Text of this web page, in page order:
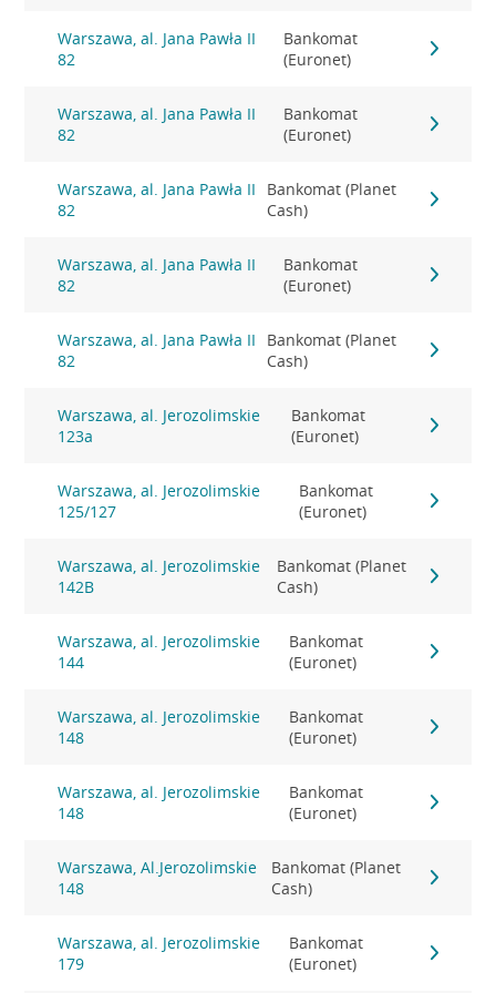
Warszawa, al. Jana Pawła II
82
Bankomat
(Euronet)
Warszawa, al. Jana Pawła II
82
Bankomat
(Euronet)
Warszawa, al. Jana Pawła II
82
Bankomat (Planet
Cash)
Warszawa, al. Jana Pawła II
82
Bankomat
(Euronet)
Warszawa, al. Jana Pawła II
82
Bankomat (Planet
Cash)
Warszawa, al. Jerozolimskie
123a
Bankomat
(Euronet)
Warszawa, al. Jerozolimskie
125/127
Bankomat
(Euronet)
Warszawa, al. Jerozolimskie
142B
Bankomat (Planet
Cash)
Warszawa, al. Jerozolimskie
144
Bankomat
(Euronet)
Warszawa, al. Jerozolimskie
148
Bankomat
(Euronet)
Warszawa, al. Jerozolimskie
148
Bankomat
(Euronet)
Warszawa, Al.Jerozolimskie
148
Bankomat (Planet
Cash)
Warszawa, al. Jerozolimskie
179
Bankomat
(Euronet)